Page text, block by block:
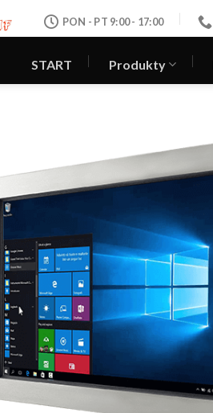
PON - PT 9:00 - 17:00
START Produkty